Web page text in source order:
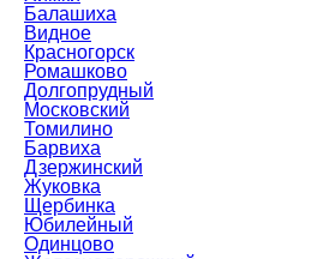
Балашиха
Видное
Красногорск
Ромашково
Долгопрудный
Московский
Томилино
Барвиха
Дзержинский
Жуковка
Щербинка
Юбилейный
Одинцово